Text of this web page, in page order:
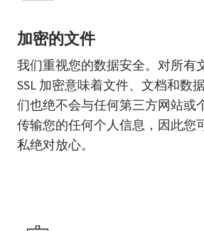
加密的文件
我们重视您的数据安全。对所有
SSL 加密意味着文件、文档和数
们也绝不会与任何第三方网站或
传输您的任何个人信息，因此您
私绝对放心。